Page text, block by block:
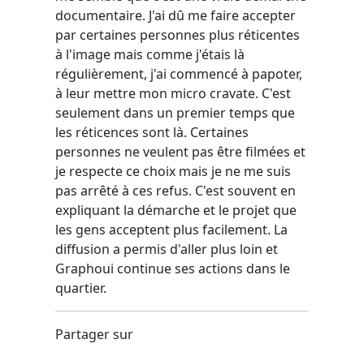
documentaire. J'ai dû me faire accepter
par certaines personnes plus réticentes
à l'image mais comme j'étais là
régulièrement, j'ai commencé à papoter,
à leur mettre mon micro cravate. C'est
seulement dans un premier temps que
les réticences sont là. Certaines
personnes ne veulent pas être filmées et
je respecte ce choix mais je ne me suis
pas arrêté à ces refus. C'est souvent en
expliquant la démarche et le projet que
les gens acceptent plus facilement. La
diffusion a permis d'aller plus loin et
Graphoui continue ses actions dans le
quartier.
Partager sur